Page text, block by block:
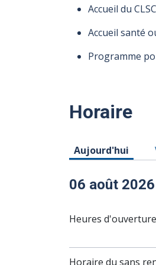
Accueil du
Accueil santé
Programme
Horaire
Horaire du Jeudi
Aujourd'hui
06 août 2026
Heures d'ouverture
Horaire du sans